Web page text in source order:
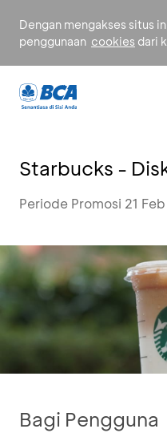
Dengan mengakses situs
penggunaan cookies dari
Starbucks -
Periode Promosi 21
Bagi Pengguna